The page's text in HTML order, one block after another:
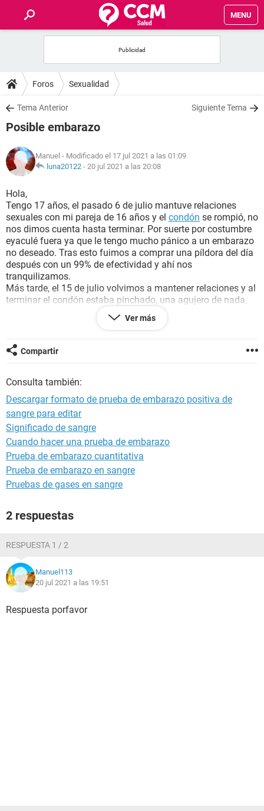
MENU
FOROS
SALUD
NUTRICIÓN
BIENESTAR
SEXUALIDAD
GLOSARIO
Foros Sexualidad
Tema Anterior Siguiente Tema
Posible embarazo
Manuel - Modificado el 17 jul 2021 a las 01:09
luna20122 - 20 jul 2021 a las 20:08
Hola,
Tengo 17 años, el pasado 6 de julio mantuve relaciones
sexuales con mi pareja de 16 años y el condón se rompió, no
nos dimos cuenta hasta terminar. Por suerte por costumbre
eyaculé fuera ya que le tengo mucho pánico a un embarazo
no deseado. Tras esto fuimos a comprar una píldora del día
después con un 99% de efectividad y ahí nos
tranquilizamos.
Más tarde, el 15 de julio volvimos a mantener relaciones y al
terminar el condón estaba pinchado, una agujero de nada,
insignificante, pero es algo que nos preocupa mucho, y entre
esto y lo anterior lo estamos pasando muy mal trago hasta
sabemos nada.
Sabemos que hay alguna posibilidad de embarazo, pero me
alta, necesitamos ayuda por lo menos para tranquilizarnos,
muchas gracias por su ayuda.
Ver más
Compartir
Consulta también:
Descargar formato de prueba de embarazo positiva de
sangre para editar
Significado de sangre
Cuando hacer una prueba de embarazo
Prueba de embarazo cuantitativa
Prueba de embarazo en sangre
Pruebas de gases en sangre
2 respuestas
RESPUESTA 1 / 2
Manuel113
20 jul 2021 a las 19:51
Respuesta porfavor